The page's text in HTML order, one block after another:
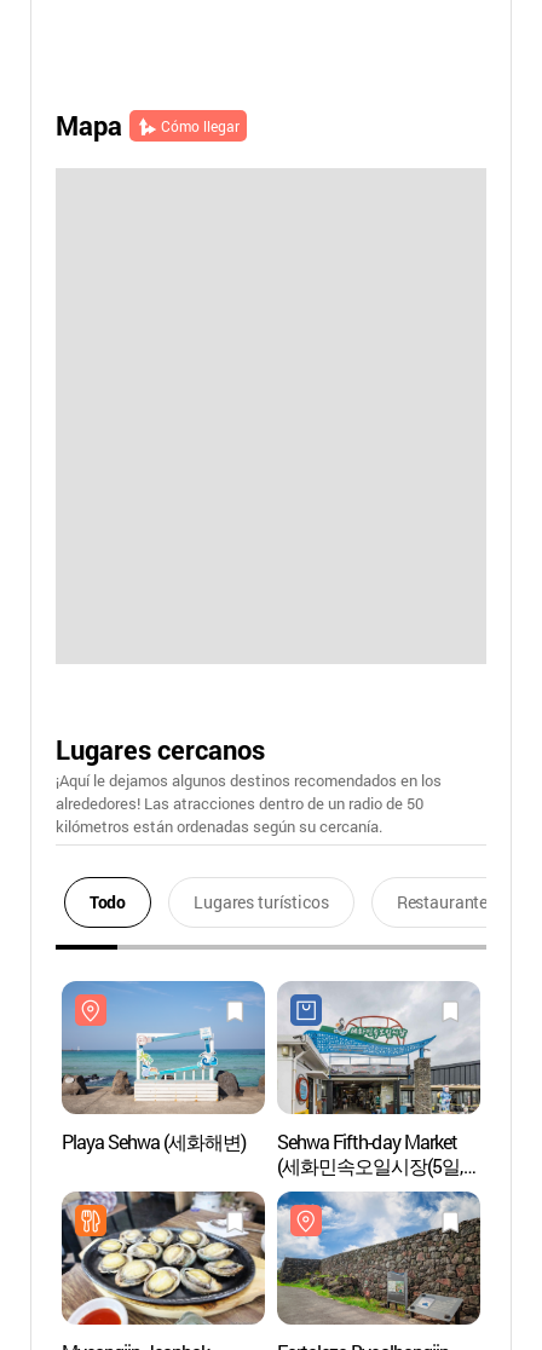
Mapa Cómo llegar
Lugares cercanos
¡Aquí le dejamos algunos destinos recomendados en los
alrededores! Las atracciones dentro de un radio de 50
kilómetros están ordenadas según su cercanía.
Todo Lugares turísticos Restaurantes
Playa Sehwa (세화해변)
Sehwa Fifth-day Market
(세화민속오일시장(5일,
0일)